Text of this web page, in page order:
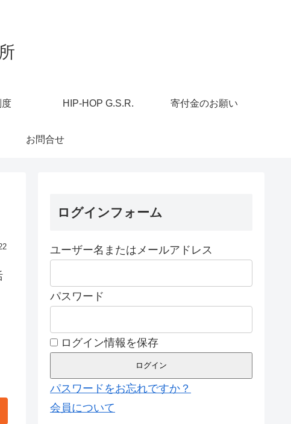
度 HIP-HOP G.S.R. 寄付金のお願い
お問合せ
ログインフォーム
ユーザー名またはメールアドレス
パスワード
ログイン情報を保存
パスワードをお忘れですか？
会員について